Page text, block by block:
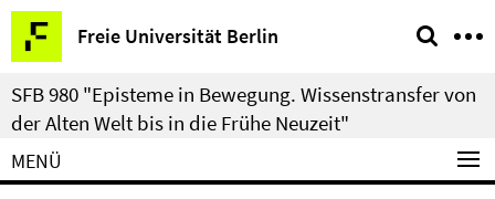
Springe
direkt
zu
Inhalt
Freie Universität Berlin
Service-
Navigation
SFB 980 "Episteme in Bewegung. Wissenstransfer von
der Alten Welt bis in die Frühe Neuzeit"
MENÜ